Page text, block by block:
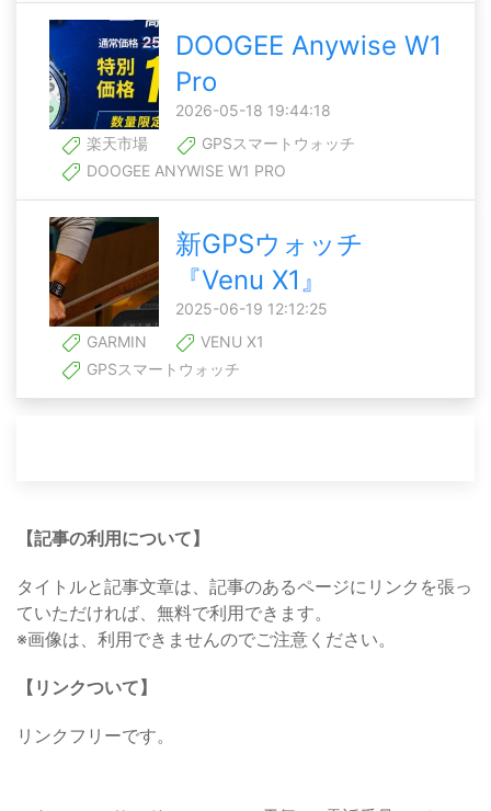
DOOGEE Anywise W1
Pro
2026-05-18 19:44:18
楽天市場
GPSスマートウォッチ
DOOGEE ANYWISE W1 PRO
新GPSウォッチ
『Venu X1』
2025-06-19 12:12:25
GARMIN
VENU X1
GPSスマートウォッチ
【記事の利用について】
タイトルと記事文章は、記事のあるページにリンクを張っ
ていただければ、無料で利用できます。
※画像は、利用できませんのでご注意ください。
【リンクついて】
リンクフリーです。